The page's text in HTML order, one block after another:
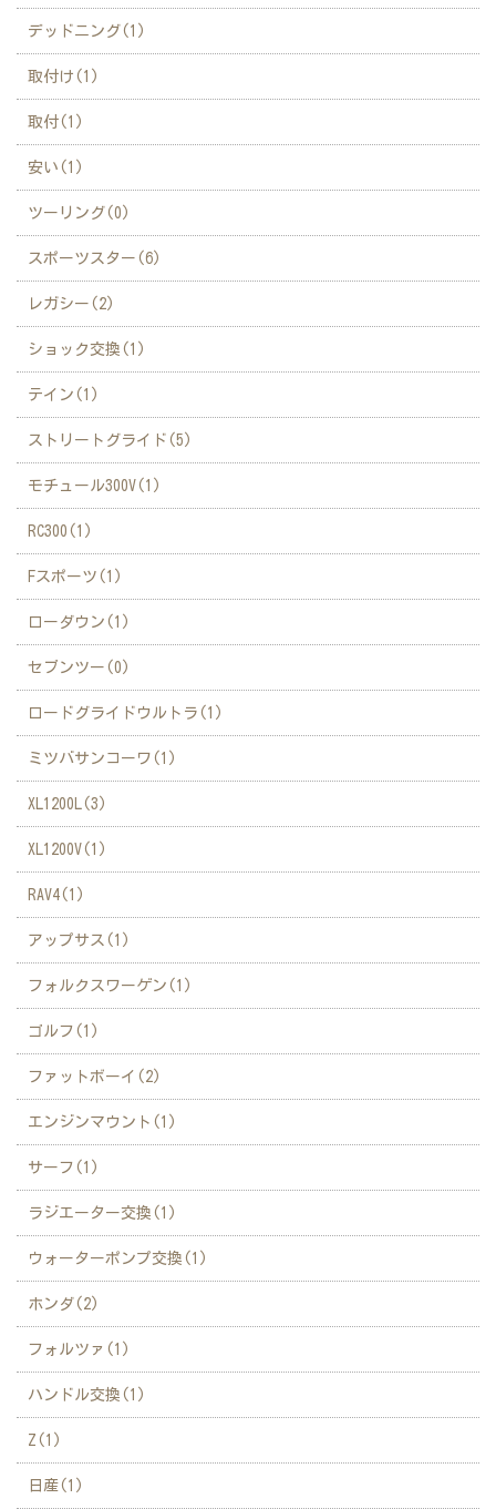
デッドニング(1)
取付け(1)
取付(1)
安い(1)
ツーリング(0)
スポーツスター(6)
レガシー(2)
ショック交換(1)
テイン(1)
ストリートグライド(5)
モチュール300V(1)
RC300(1)
Fスポーツ(1)
ローダウン(1)
セブンツー(0)
ロードグライドウルトラ(1)
ミツバサンコーワ(1)
XL1200L(3)
XL1200V(1)
RAV4(1)
アップサス(1)
フォルクスワーゲン(1)
ゴルフ(1)
ファットボーイ(2)
エンジンマウント(1)
サーフ(1)
ラジエーター交換(1)
ウォーターポンプ交換(1)
ホンダ(2)
フォルツァ(1)
ハンドル交換(1)
Z(1)
日産(1)